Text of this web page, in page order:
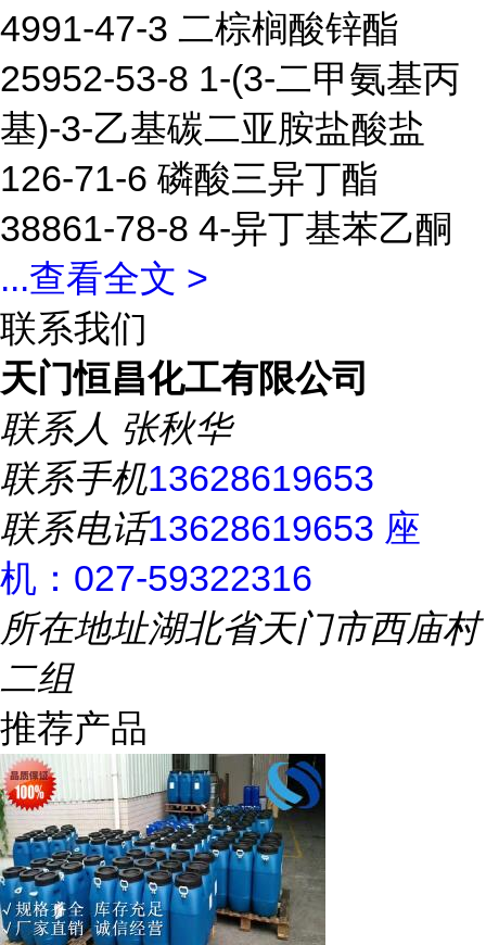
4991-47-3 二棕榈酸锌酯
25952-53-8 1-(3-二甲氨基丙
基)-3-乙基碳二亚胺盐酸盐
126-71-6 磷酸三异丁酯
38861-78-8 4-异丁基苯乙酮
...查看全文 >
联系我们
天门恒昌化工有限公司
联系人 张秋华
联系手机13628619653
联系电话13628619653 座
机：027-59322316
所在地址湖北省天门市西庙村
二组
推荐产品